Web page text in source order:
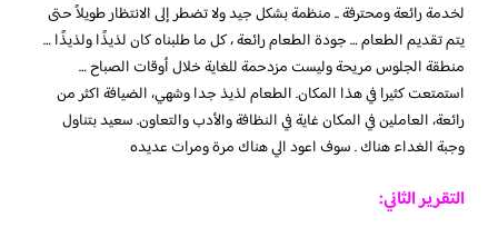
لخدمة رائعة ومحترفة .. منظمة بشكل جيد ولا تضطر إلى الانتظار طويلاً حتى
يتم تقديم الطعام … جودة الطعام رائعة ، كل ما طلبناه كان لذيذًا ولذيذًا …
منطقة الجلوس مريحة وليست مزدحمة للغاية خلال أوقات الصباح …
استمتعت كثيرا في هذا المكان. الطعام لذيذ جدا وشهي، الضيافة اكثر من
رائعة، العاملين في المكان غاية في النظافة والأدب والتعاون. سعيد بتناول
وجبة الغداء هناك . سوف اعود الي هناك مرة ومرات عديده
التقرير الثاني: